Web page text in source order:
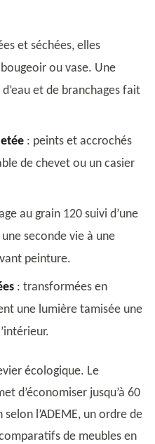
et séchées, elles
ou vase. Une
et de branchages fait
: peints et accrochés
de chevet ou un casier
au grain 120 suivi d’une
seconde vie à une
peinture.
: transformées en
une lumière tamisée une
écologique. Le
d’économiser jusqu’à 60
l’ADEME, un ordre de
de meubles en